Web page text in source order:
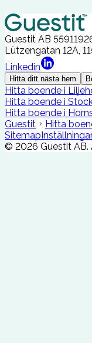
Guestit AB
Lützengatan 12A,
Linkedin
Hitta ditt nästa hem
Hitta boende i
Hitta boende i
Hitta boende i
Guestit
Hitta
Sitemap
© 2026 Guestit AB.